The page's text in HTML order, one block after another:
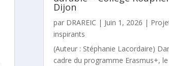
Dijon
par DRAREIC | Juin 1, 2026 |
inspirants
(Auteur : Stéphanie Lacordaire)
cadre du programme Erasmus+, le